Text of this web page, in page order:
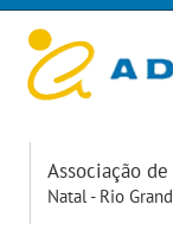
Associação
Natal - Rio